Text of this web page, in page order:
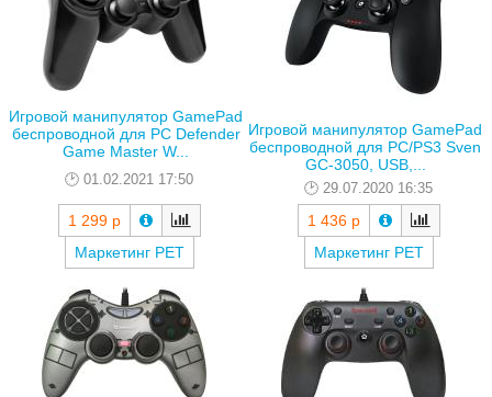
Игровой манипулятор GamePad
беспроводной для PC Defender
Game Master W...
01.02.2021 17:50
1 299 р
Маркетинг РЕТ
Игровой манипулятор GamePad
беспроводной для PC/PS3 Sven
GC-3050, USB,...
29.07.2020 16:35
1 436 р
Маркетинг РЕТ